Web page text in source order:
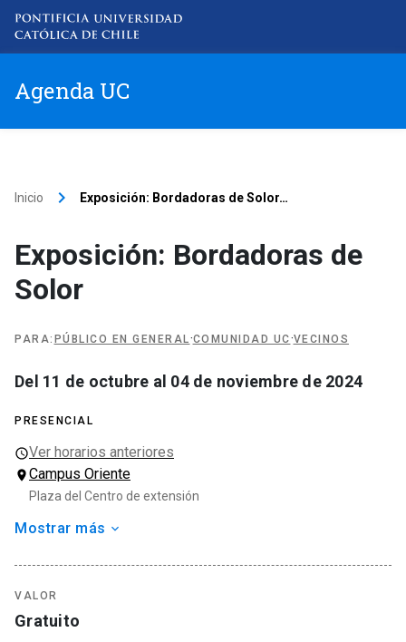
Agenda UC
Item 2
Item 4
Inicio keyboard_arrow_right Exposición: Bordadoras de Solor…
Exposición: Bordadoras de
Solor
PARA: PÚBLICO EN GENERAL·COMUNIDAD UC·VECINOS
Del 11 de octubre al 04 de noviembre de 2024
PRESENCIAL
Ver horarios anteriores
Campus Oriente
Plaza del Centro de extensión
Organizador
Tipo de actividad
Exposición
Mostrar más
VALOR
Gratuito